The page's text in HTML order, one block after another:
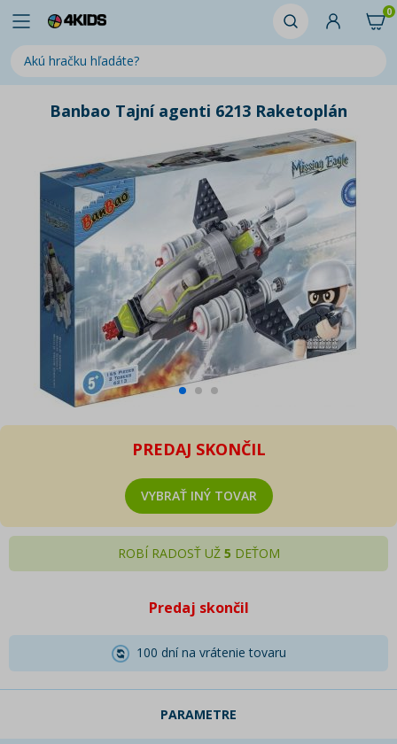
0
Banbao Tajní agenti 6213 Raketoplán
PREDAJ SKONČIL
VYBRAŤ INÝ TOVAR
ROBÍ RADOSŤ UŽ 5 DEŤOM
Predaj skončil
100 dní na vrátenie tovaru
PARAMETRE